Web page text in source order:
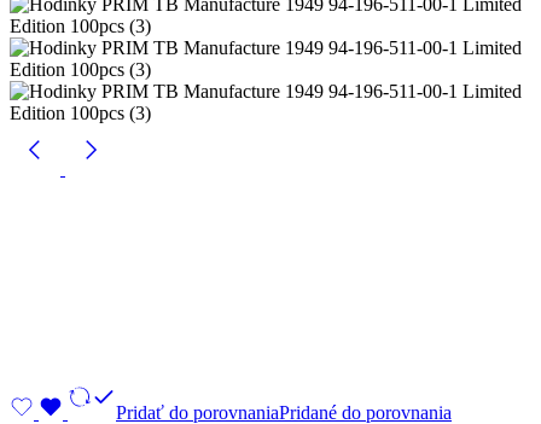
Pridať do porovnaniaPridané do porovnania